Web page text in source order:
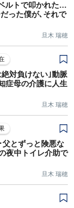
ルトで叩かれた…
った僕が､それで
旦木 瑞穂
対負けない｣動脈
症母の介護に人生
旦木 瑞穂
とずっと険悪な
夜中トイレ介助で
旦木 瑞穂